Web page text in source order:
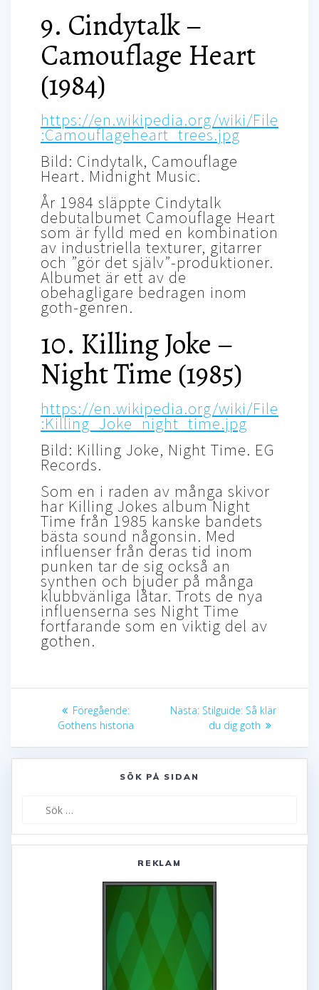
9. Cindytalk –
Camouflage Heart
(1984)
https://en.wikipedia.org/wiki/File
:Camouflageheart_trees.jpg
Bild: Cindytalk, Camouflage
Heart. Midnight Music.
År 1984 släppte Cindytalk
debutalbumet Camouflage Heart
som är fylld med en kombination
av industriella texturer, gitarrer
och ”gör det själv”-produktioner.
Albumet är ett av de
obehagligare bedragen inom
goth-genren.
10. Killing Joke –
Night Time (1985)
https://en.wikipedia.org/wiki/File
:Killing_Joke_night_time.jpg
Bild: Killing Joke, Night Time. EG
Records.
Som en i raden av många skivor
har Killing Jokes album Night
Time från 1985 kanske bandets
bästa sound någonsin. Med
influenser från deras tid inom
punken tar de sig också an
synthen och bjuder på många
klubbvänliga låtar. Trots de nya
influenserna ses Night Time
fortfarande som en viktig del av
gothen.
Inläggsnavigering
Föregående:Föregående
inlägg:
Gothens historia
Nästa: Nästa
inlägg:
Stilguide: Så klär
du dig goth
SÖK PÅ SIDAN
REKLAM